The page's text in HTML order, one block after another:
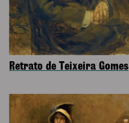
Retrato de Teixeira Gomes